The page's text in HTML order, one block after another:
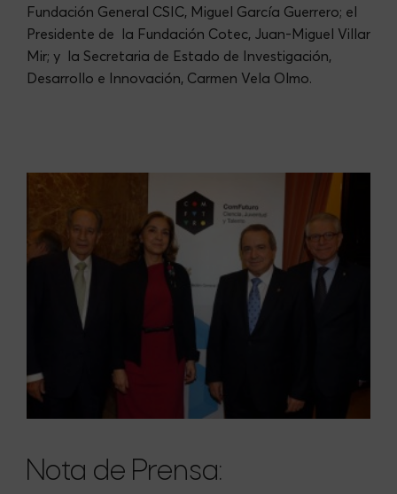
Fundación General CSIC, Miguel García Guerrero; el
Presidente de la Fundación Cotec, Juan-Miguel Villar
Mir; y la Secretaria de Estado de Investigación,
Desarrollo e Innovación, Carmen Vela Olmo.
Nota de Prensa: